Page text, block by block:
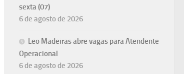
sexta (07)
6 de agosto de 2026
Leo Madeiras abre vagas para Atendente
Operacional
6 de agosto de 2026